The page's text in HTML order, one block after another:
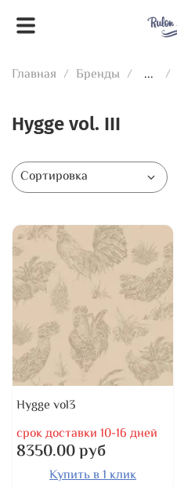
Главная Бренды ...
Hygge vol. III
Hygge vol3
срок доставки 10-16 дней
8350.00 руб
Купить в 1 клик